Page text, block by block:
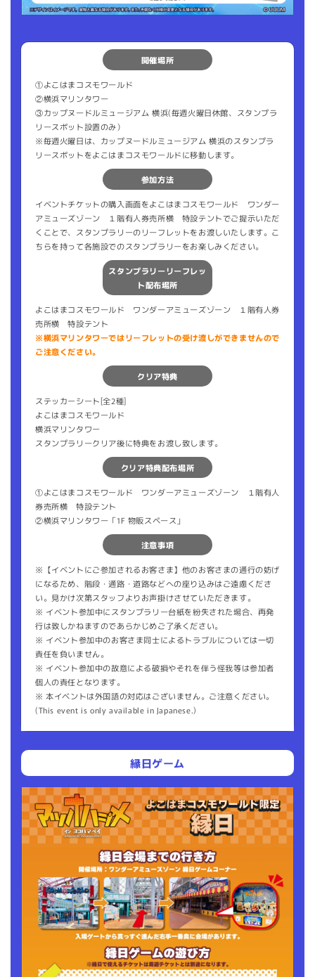
開催場所
①よこはまコスモワールド
②横浜マリンタワー
③カップヌードルミュージアム 横浜(毎週火曜日休館、スタンプラ
リースポット設置のみ）
※毎週火曜日は、カップヌードルミュージアム 横浜のスタンプラ
リースポットをよこはまコスモワールドに移動します。
参加方法
イベントチケットの購入画面をよこはまコスモワールド ワンダー
アミューズゾーン １階有人券売所横 特設テントでご提示いただ
くことで、スタンプラリーのリーフレットをお渡しいたします。こ
ちらを持って各施設でのスタンプラリーをお楽しみください。
スタンプラリーリーフレッ
ト配布場所
よこはまコスモワールド ワンダーアミューズゾーン １階有人券
売所横 特設テント
※横浜マリンタワーではリーフレットの受け渡しができませんので
ご注意ください。
クリア特典
ステッカーシート[全2種]
よこはまコスモワールド
横浜マリンタワー
スタンプラリークリア後に特典をお渡し致します。
クリア特典配布場所
①よこはまコスモワールド ワンダーアミューズゾーン １階有人
券売所横 特設テント
②横浜マリンタワー「1F 物販スペース」
注意事項
※【イベントにご参加されるお客さま】他のお客さまの通行の妨げ
になるため、階段・通路・道路などへの座り込みはご遠慮くださ
い。見かけ次第スタッフよりお声掛けさせていただきます。
※ イベント参加中にスタンプラリー台紙を紛失された場合、再発
行は致しかねますのであらかじめご了承ください。
※ イベント参加中のお客さま同士によるトラブルについては一切
責任を負いません。
※ イベント参加中の故意による破損やそれを伴う怪我等は参加者
個人の責任となります。
※ 本イベントは外国語の対応はございません。ご注意ください。
(This event is only available in Japanese.)
縁日ゲーム